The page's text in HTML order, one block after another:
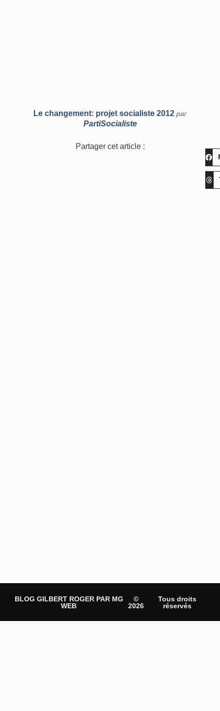
Le changement: projet socialiste 2012 par
PartiSocialiste
Partager cet article :
BLOG GILBERT ROGER PAR MG
WEB
©
2026
Tous droits
réservés